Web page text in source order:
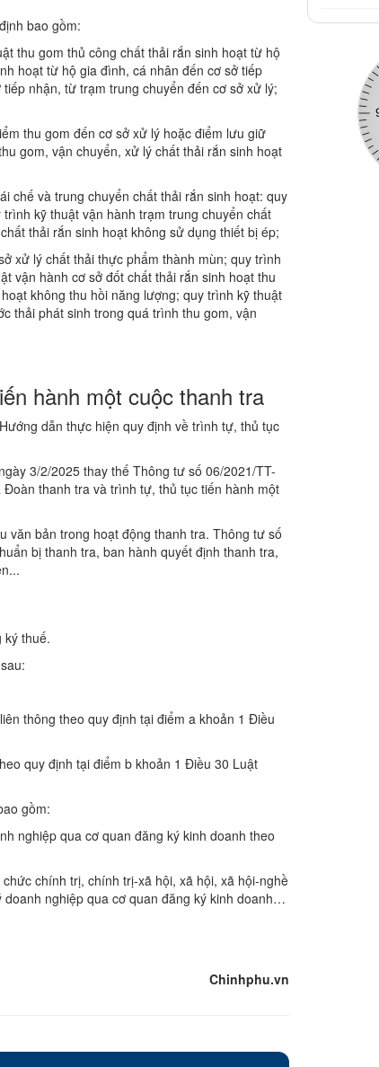
bao gồm:
thu gom thủ công chất thải rắn sinh hoạt từ hộ
hoạt từ hộ gia đình, cá nhân đến cơ sở tiếp
nhận, từ trạm trung chuyển đến cơ sở xử lý;
thu gom đến cơ sở xử lý hoặc điểm lưu giữ
gom, vận chuyển, xử lý chất thải rắn sinh hoạt
chế và trung chuyển chất thải rắn sinh hoạt: quy
kỹ thuật vận hành trạm trung chuyển chất
thải rắn sinh hoạt không sử dụng thiết bị ép;
xử lý chất thải thực phẩm thành mùn; quy trình
vận hành cơ sở đốt chất thải rắn sinh hoạt thu
không thu hồi năng lượng; quy trình kỹ thuật
thải phát sinh trong quá trình thu gom, vận
hành một cuộc thanh tra
Hướng dẫn thực hiện quy định về trình tự, thủ tục
3/2/2025 thay thế Thông tư số 06/2021/TT-
thanh tra và trình tự, thủ tục tiến hành một
văn bản trong hoạt động thanh tra. Thông tư số
bị thanh tra, ban hành quyết định thanh tra,
ký thuế.
thông theo quy định tại điểm a khoản 1 Điều
quy định tại điểm b khoản 1 Điều 30 Luật
gồm:
nghiệp qua cơ quan đăng ký kinh doanh theo
chính trị, chính trị-xã hội, xã hội, xã hội-nghề
nghiệp qua cơ quan đăng ký kinh doanh…
Chinhphu.vn